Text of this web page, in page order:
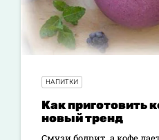
НАПИТКИ
Как приготовить
новый тренд